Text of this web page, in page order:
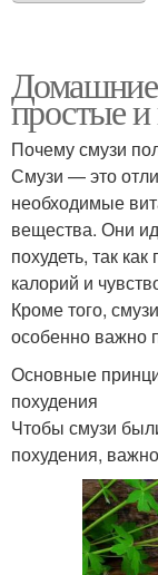
Домашние
простые
Почему смузи
Смузи — это
необходимые
вещества. Они
похудеть, так
калорий и
Кроме того,
особенно важно
Основные
похудения
Чтобы смузи
похудения,